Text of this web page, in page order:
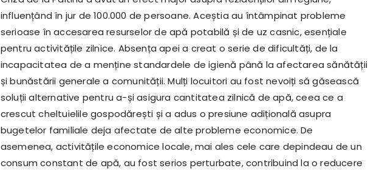
influențând în jur de 100.000 de persoane. Aceștia au întâmpinat probleme
serioase în accesarea resurselor de apă potabilă și de uz casnic, esențiale
pentru activitățile zilnice. Absența apei a creat o serie de dificultăți, de la
incapacitatea de a menține standardele de igienă până la afectarea sănătății
și bunăstării generale a comunității. Mulți locuitori au fost nevoiți să găsească
soluții alternative pentru a-și asigura cantitatea zilnică de apă, ceea ce a
crescut cheltuielile gospodărești și a adus o presiune adițională asupra
bugetelor familiale deja afectate de alte probleme economice. De
asemenea, activitățile economice locale, mai ales cele care depindeau de un
consum constant de apă, au fost serios perturbate, contribuind la o reducere